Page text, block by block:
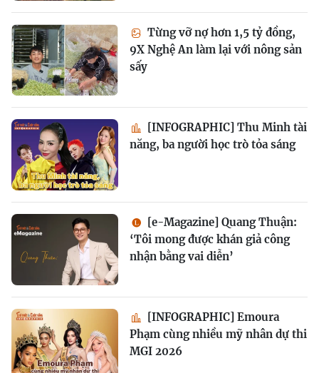
Từng vỡ nợ hơn 1,5 tỷ đồng,
9X Nghệ An làm lại với nông sản
sấy
[INFOGRAPHIC] Thu Minh tài
năng, ba người học trò tỏa sáng
[e-Magazine] Quang Thuận:
‘Tôi mong được khán giả công
nhận bằng vai diễn’
[INFOGRAPHIC] Emoura
Phạm cùng nhiều mỹ nhân dự thi
MGI 2026